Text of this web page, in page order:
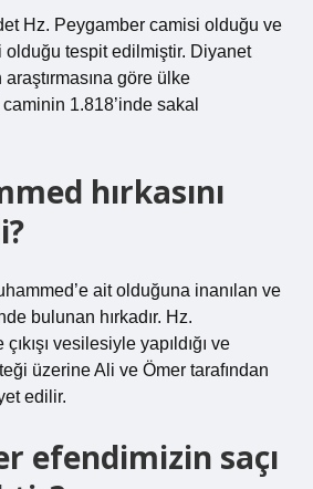
Hz. Peygamber camisi olduğu ve
olduğu tespit edilmiştir. Diyanet
araştırmasına göre ülke
1.818’inde sakal
hırkasını
ait olduğuna inanılan ve
bulunan hırkadır. Hz.
vesilesiyle yapıldığı ve
üzerine Ali ve Ömer tarafından
edilir.
efendimizin saçı